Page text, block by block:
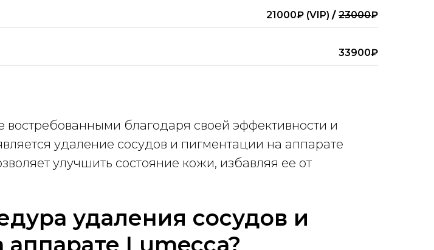
21000₽ (VIP) / 23000₽
33900₽
востребованными благодаря своей эффективности и
удаление сосудов и пигментации на аппарате
улучшить состояние кожи, избавляя ее от
удаления сосудов и
Lumecca?